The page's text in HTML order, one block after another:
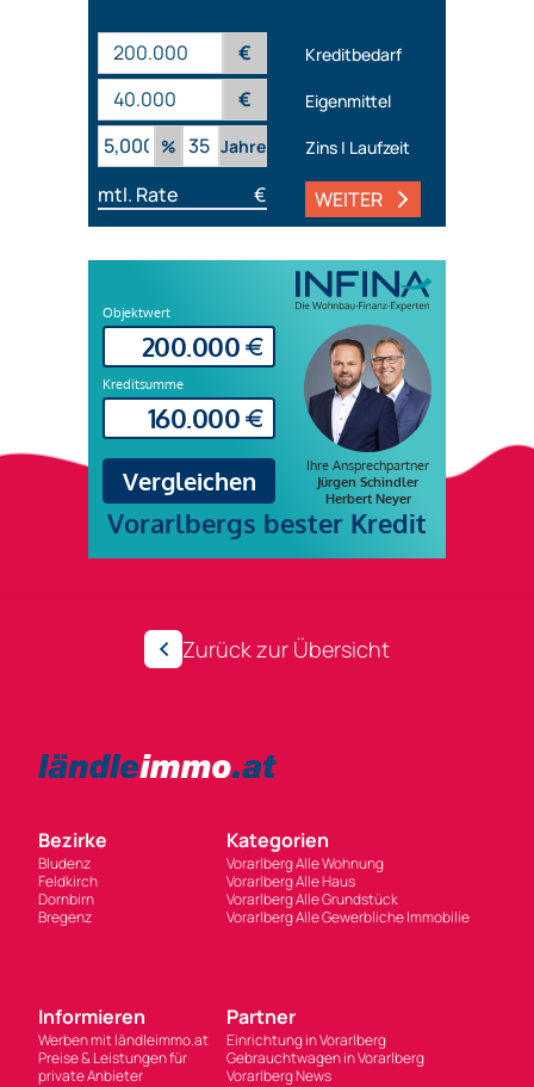
€ Kreditbedarf
€
Eigenmittel
%
Jahre Zins | Laufzeit
mtl. Rate € WEITER
Zurück zur Übersicht
Bezirke
Bludenz
Feldkirch
Dornbirn
Bregenz
Kategorien
Vorarlberg Alle Wohnung
Vorarlberg Alle Haus
Vorarlberg Alle Grundstück
Vorarlberg Alle Gewerbliche Immobilie
Informieren
Werben mit ländleimmo.at
Preise & Leistungen für
private Anbieter
Partner
Einrichtung in Vorarlberg
Gebrauchtwagen in Vorarlberg
Vorarlberg News